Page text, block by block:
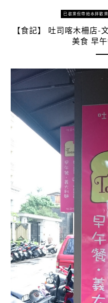
已歇業但帶給本胖歡
【食記】 吐司喀木柵店-
美食 早